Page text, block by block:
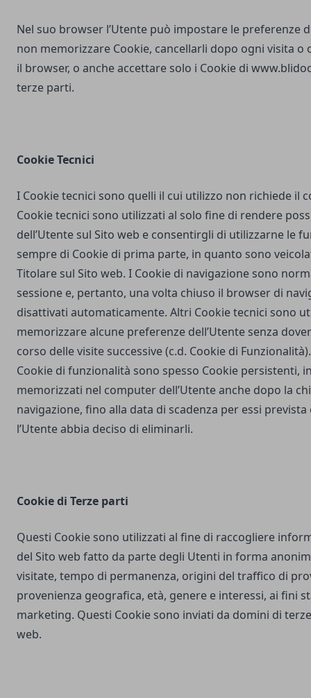
Nel suo browser l’Utente può impostare le preferenze
non memorizzare Cookie, cancellarli dopo ogni visita o
il browser, o anche accettare solo i Cookie di
terze parti.
Cookie Tecnici
I Cookie tecnici sono quelli il cui utilizzo non richiede il
Cookie tecnici sono utilizzati al solo fine di rendere
dell’Utente sul Sito web e consentirgli di utilizzarne le
sempre di Cookie di prima parte, in quanto sono
Titolare sul Sito web. I Cookie di navigazione sono
sessione e, pertanto, una volta chiuso il browser di
disattivati automaticamente. Altri Cookie tecnici sono
memorizzare alcune preferenze dell’Utente senza
corso delle visite successive (c.d. Cookie di
Cookie di funzionalità sono spesso Cookie persistenti,
memorizzati nel computer dell’Utente anche dopo la
navigazione, fino alla data di scadenza per essi
l’Utente abbia deciso di eliminarli.
Cookie di Terze parti
Questi Cookie sono utilizzati al fine di raccogliere
del Sito web fatto da parte degli Utenti in forma
visitate, tempo di permanenza, origini del traffico di
provenienza geografica, età, genere e interessi, ai fini
marketing. Questi Cookie sono inviati da domini di
web.